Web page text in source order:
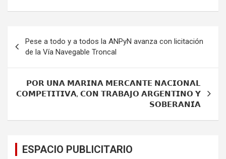
ce
o
o
k
tt
er
ail at
s
A
p
p
de
entradas
Pese a todo y a todos la ANPyN avanza con licitación
de la Vía Navegable Troncal
𝗣𝗢𝗥 𝗨𝗡𝗔 𝗠𝗔𝗥𝗜𝗡𝗔 𝗠𝗘𝗥𝗖𝗔𝗡𝗧𝗘 𝗡𝗔𝗖𝗜𝗢𝗡𝗔𝗟
𝗖𝗢𝗠𝗣𝗘𝗧𝗜𝗧𝗜𝗩𝗔, 𝗖𝗢𝗡 𝗧𝗥𝗔𝗕𝗔𝗝𝗢 𝗔𝗥𝗚𝗘𝗡𝗧𝗜𝗡𝗢 𝗬
𝗦𝗢𝗕𝗘𝗥𝗔𝗡𝗜́𝗔
ESPACIO PUBLICITARIO